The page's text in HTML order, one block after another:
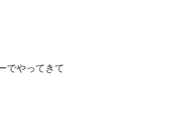
でやってきて